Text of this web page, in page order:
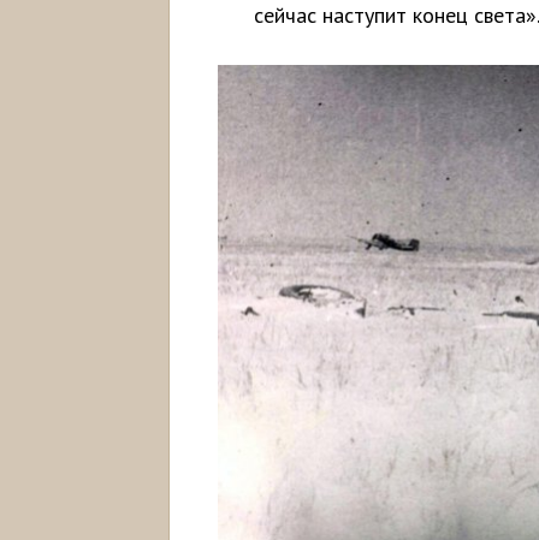
сейчас наступит конец света».